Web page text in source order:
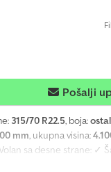
Pošalji
315/70 R22.5, boja:
mm, ukupna visina:
sa desne strane: ✓